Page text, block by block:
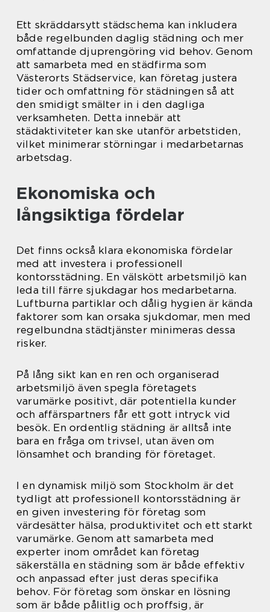
Ett skräddarsytt städschema kan inkludera
både regelbunden daglig städning och mer
omfattande djuprengöring vid behov. Genom
att samarbeta med en städfirma som
Västerorts Städservice, kan företag justera
tider och omfattning för städningen så att
den smidigt smälter in i den dagliga
verksamheten. Detta innebär att
städaktiviteter kan ske utanför arbetstiden,
vilket minimerar störningar i medarbetarnas
arbetsdag.
Ekonomiska och
långsiktiga fördelar
Det finns också klara ekonomiska fördelar
med att investera i professionell
kontorsstädning. En välskött arbetsmiljö kan
leda till färre sjukdagar hos medarbetarna.
Luftburna partiklar och dålig hygien är kända
faktorer som kan orsaka sjukdomar, men med
regelbundna städtjänster minimeras dessa
risker.
På lång sikt kan en ren och organiserad
arbetsmiljö även spegla företagets
varumärke positivt, där potentiella kunder
och affärspartners får ett gott intryck vid
besök. En ordentlig städning är alltså inte
bara en fråga om trivsel, utan även om
lönsamhet och branding för företaget.
I en dynamisk miljö som Stockholm är det
tydligt att professionell kontorsstädning är
en given investering för företag som
värdesätter hälsa, produktivitet och ett starkt
varumärke. Genom att samarbeta med
experter inom området kan företag
säkerställa en städning som är både effektiv
och anpassad efter just deras specifika
behov. För företag som önskar en lösning
som är både pålitlig och proffsig, är